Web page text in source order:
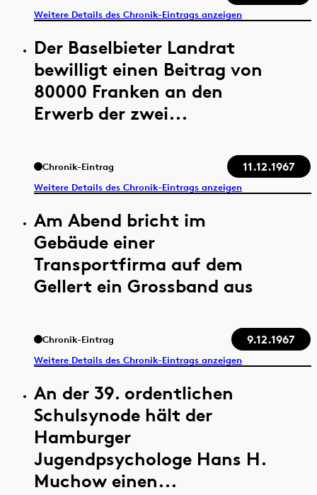
Weitere Details des Chronik-Eintrags anzeigen
Der Baselbieter Landrat
bewilligt einen Beitrag von
80000 Franken an den
Erwerb der zwei...
Chronik-Eintrag 11.12.1967
Weitere Details des Chronik-Eintrags anzeigen
Am Abend bricht im
Gebäude einer
Transportfirma auf dem
Gellert ein Grossband aus
Chronik-Eintrag 9.12.1967
Weitere Details des Chronik-Eintrags anzeigen
An der 39. ordentlichen
Schulsynode hält der
Hamburger
Jugendpsychologe Hans H.
Muchow einen...